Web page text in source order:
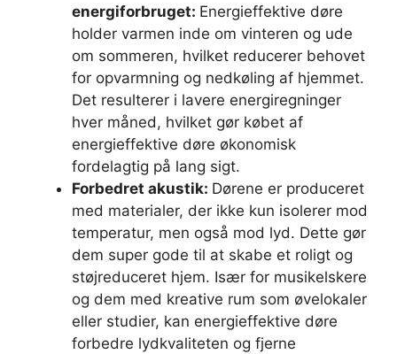
energiforbruget: Energieffektive døre
holder varmen inde om vinteren og ude
om sommeren, hvilket reducerer behovet
for opvarmning og nedkøling af hjemmet.
Det resulterer i lavere energiregninger
hver måned, hvilket gør købet af
energieffektive døre økonomisk
fordelagtig på lang sigt.
Forbedret akustik: Dørene er produceret
med materialer, der ikke kun isolerer mod
temperatur, men også mod lyd. Dette gør
dem super gode til at skabe et roligt og
støjreduceret hjem. Især for musikelskere
og dem med kreative rum som øvelokaler
eller studier, kan energieffektive døre
forbedre lydkvaliteten og fjerne